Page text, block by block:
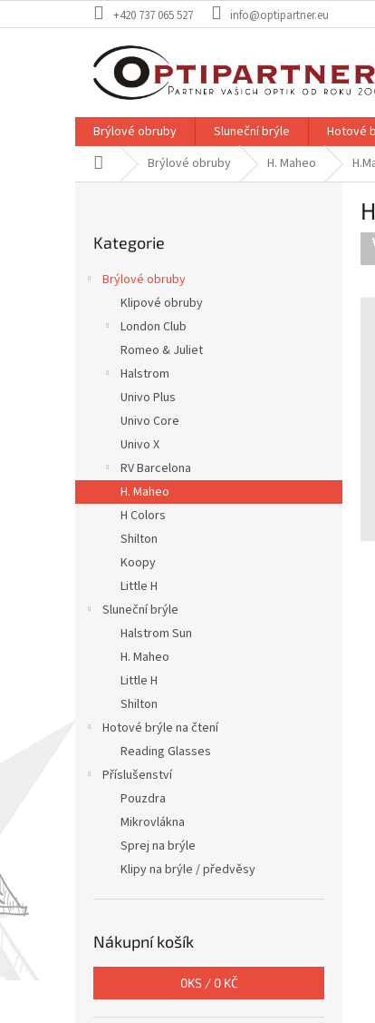
na
+420 737 065 527 info@optipartner.eu
Brýlové obruby Sluneční brýle Hotové
Domů Brýlové obruby H. Maheo
kategorie
Kategorie
Brýlové obruby
Klipové obruby
London Club
Romeo & Juliet
Halstrom
Univo Plus
Univo Core
Univo X
RV Barcelona
H. Maheo
H Colors
Shilton
Koopy
Little H
Sluneční brýle
Halstrom Sun
H. Maheo
Little H
Shilton
Hotové brýle na čtení
Reading Glasses
Příslušenství
Pouzdra
Mikrovlákna
Sprej na brýle
Klipy na brýle / předvěsy
Nákupní košík
0KS / 0 KČ